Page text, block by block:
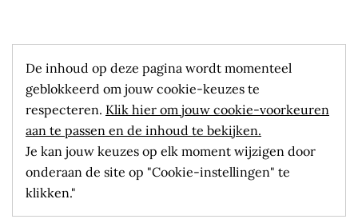
De inhoud op deze pagina wordt momenteel
geblokkeerd om jouw cookie-keuzes te
respecteren. Klik hier om jouw cookie-voorkeuren
aan te passen en de inhoud te bekijken.
Je kan jouw keuzes op elk moment wijzigen door
onderaan de site op "Cookie-instellingen" te
klikken."